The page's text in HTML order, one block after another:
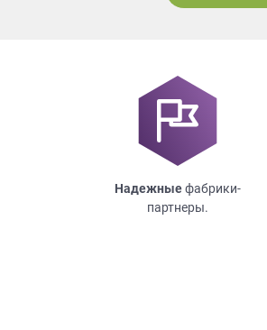
Надежныефабрики-
партнеры.